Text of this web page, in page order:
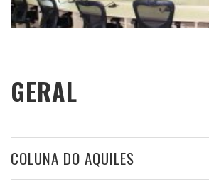
GERAL
COLUNA DO AQUILES